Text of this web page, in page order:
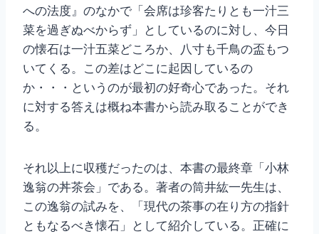
への法度』のなかで「会席は珍客たりとも一汁三
菜を過ぎぬべからず」としているのに対し、今日
の懐石は一汁五菜どころか、八寸も千鳥の盃もつ
いてくる。この差はどこに起因しているの
か・・・というのが最初の好奇心であった。それ
に対する答えは概ね本書から読み取ることができ
る。
それ以上に収穫だったのは、本書の最終章「小林
逸翁の丼茶会」である。著者の筒井紘一先生は、
この逸翁の試みを、「現代の茶事の在り方の指針
ともなるべき懐石」として紹介している。正確に